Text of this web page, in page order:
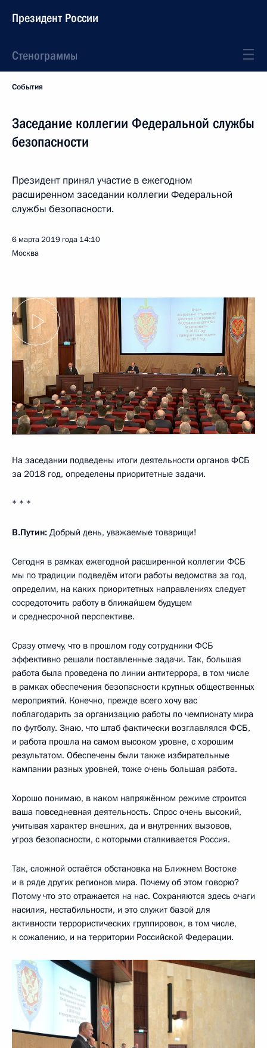
Президент России
Стенограммы
События
Заседание коллегии Федеральной службы
безопасности
Президент принял участие в ежегодном
расширенном заседании коллегии Федеральной
службы безопасности.
6 марта 2019 года 14:10
Москва
На заседании подведены итоги деятельности органов ФСБ
за 2018 год, определены приоритетные задачи.
* * *
В.Путин: Добрый день, уважаемые товарищи!
Сегодня в рамках ежегодной расширенной коллегии ФСБ
мы по традиции подведём итоги работы ведомства за год,
определим, на каких приоритетных направлениях следует
сосредоточить работу в ближайшем будущем
и среднесрочной перспективе.
Сразу отмечу, что в прошлом году сотрудники ФСБ
эффективно решали поставленные задачи. Так, большая
работа была проведена по линии антитеррора, в том числе
в рамках обеспечения безопасности крупных общественных
мероприятий. Конечно, прежде всего хочу вас
поблагодарить за организацию работы по чемпионату мира
по футболу. Знаю, что штаб фактически возглавлялся ФСБ,
и работа прошла на самом высоком уровне, с хорошим
результатом. Обеспечены были также избирательные
кампании разных уровней, тоже очень большая работа.
Хорошо понимаю, в каком напряжённом режиме строится
ваша повседневная деятельность. Спрос очень высокий,
учитывая характер внешних, да и внутренних вызовов,
угроз безопасности, с которыми сталкивается Россия.
Так, сложной остаётся обстановка на Ближнем Востоке
и в ряде других регионов мира. Почему об этом говорю?
Потому что это отражается на нас. Сохраняются здесь очаги
насилия, нестабильности, и это служит базой для
активности террористических группировок, в том числе,
к сожалению, и на территории Российской Федерации.